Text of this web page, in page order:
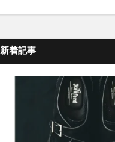
新着記事